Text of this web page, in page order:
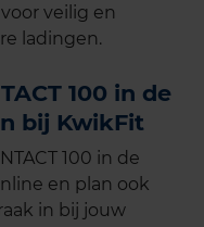
veilig en
ladingen.
100 in de
bij KwikFit
100 in de
en plan ook
in bij jouw